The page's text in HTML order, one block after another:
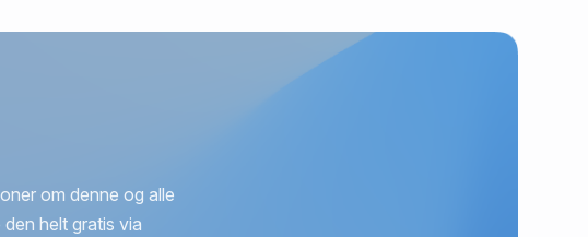
om denne og alle
helt gratis via